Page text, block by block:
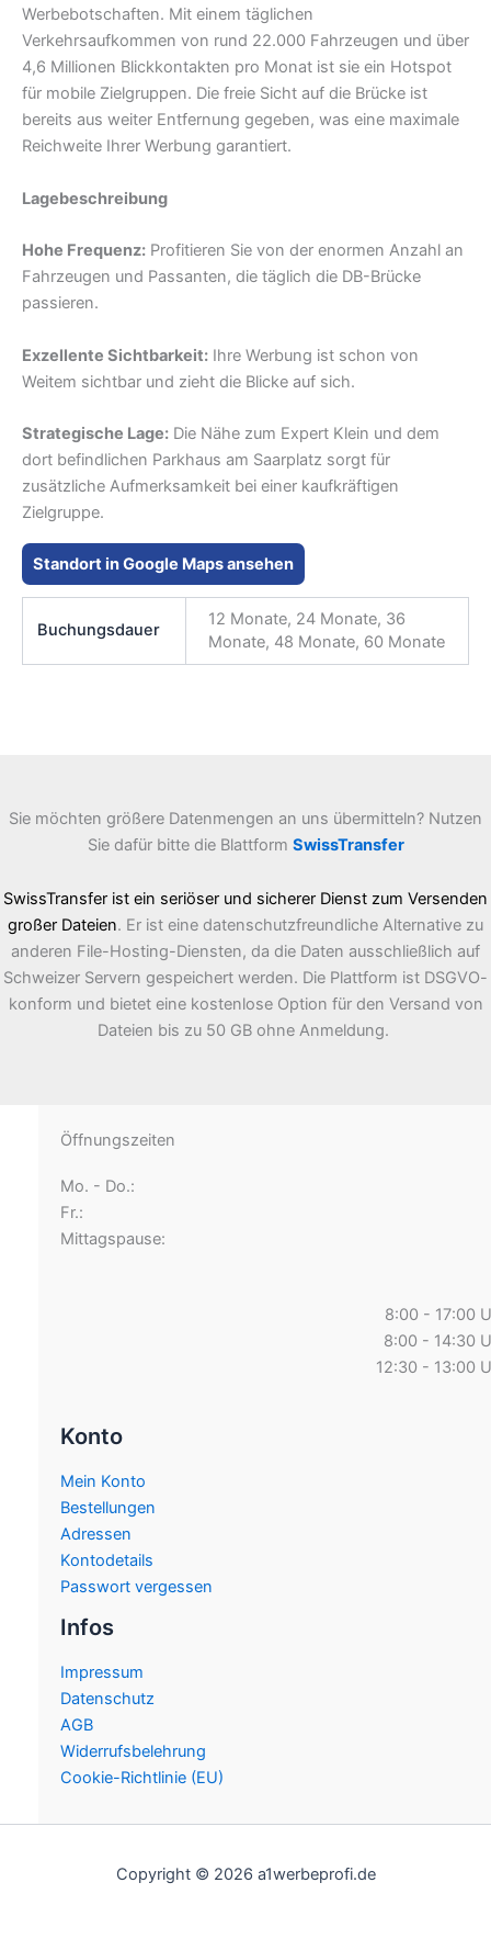
Werbebotschaften. Mit einem täglichen
Verkehrsaufkommen von rund 22.000 Fahrzeugen und über
4,6 Millionen Blickkontakten pro Monat ist sie ein Hotspot
für mobile Zielgruppen. Die freie Sicht auf die Brücke ist
bereits aus weiter Entfernung gegeben, was eine maximale
Reichweite Ihrer Werbung garantiert.
Lagebeschreibung
Hohe Frequenz: Profitieren Sie von der enormen Anzahl an
Fahrzeugen und Passanten, die täglich die DB-Brücke
passieren.
Exzellente Sichtbarkeit: Ihre Werbung ist schon von
Weitem sichtbar und zieht die Blicke auf sich.
Strategische Lage: Die Nähe zum Expert Klein und dem
dort befindlichen Parkhaus am Saarplatz sorgt für
zusätzliche Aufmerksamkeit bei einer kaufkräftigen
Zielgruppe.
Standort in Google Maps ansehen
Buchungsdauer
12 Monate, 24 Monate, 36
Monate, 48 Monate, 60 Monate
Sie möchten größere Datenmengen an uns übermitteln? Nutzen
Sie dafür bitte die Blattform SwissTransfer
SwissTransfer ist ein seriöser und sicherer Dienst zum Versenden
großer Dateien. Er ist eine datenschutzfreundliche Alternative zu
anderen File-Hosting-Diensten, da die Daten ausschließlich auf
Schweizer Servern gespeichert werden. Die Plattform ist DSGVO-
konform und bietet eine kostenlose Option für den Versand von
Dateien bis zu 50 GB ohne Anmeldung.
Öffnungszeiten
Mo. - Do.:
Fr.:
Mittagspause:
8:00 - 17:00
8:00 - 14:30
12:30 - 13:00
Konto
Mein Konto
Bestellungen
Adressen
Kontodetails
Passwort vergessen
Infos
Impressum
Datenschutz
AGB
Widerrufsbelehrung
Cookie-Richtlinie (EU)
Copyright © 2026 a1werbeprofi.de